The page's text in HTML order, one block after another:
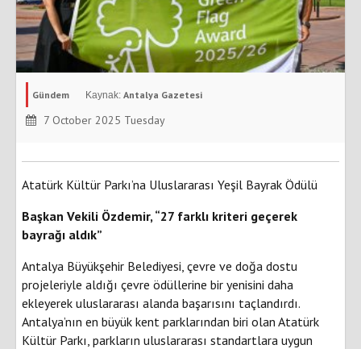
Gündem Antalya Gazetesi
7 October 2025 Tuesday
Atatürk Kültür Parkı’na Uluslararası Yeşil Bayrak Ödülü
Başkan Vekili Özdemir, “27 farklı kriteri geçerek
bayrağı aldık”
Antalya Büyükşehir Belediyesi, çevre ve doğa dostu
projeleriyle aldığı çevre ödüllerine bir yenisini daha
ekleyerek uluslararası alanda başarısını taçlandırdı.
Antalya’nın en büyük kent parklarından biri olan Atatürk
Kültür Parkı, parkların uluslararası standartlara uygun